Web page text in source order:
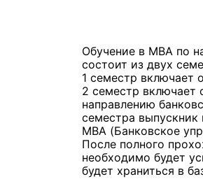
Обучение в МВА по
состоит из двух
1 семестр включает
2 семестр включает
направлению
семестра
МВА (Банковское
После полного
необходимо будет
будет храниться в